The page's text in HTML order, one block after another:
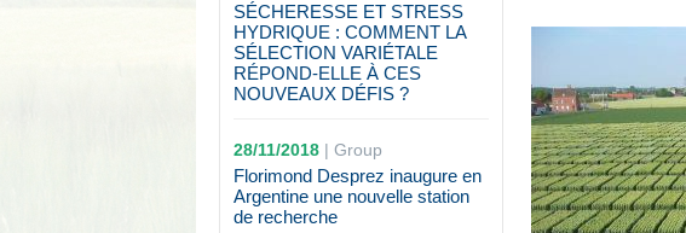
SÉCHERESSE ET STRESS
HYDRIQUE : COMMENT LA
SÉLECTION VARIÉTALE
RÉPOND-ELLE À CES
NOUVEAUX DÉFIS ?
28/11/2018| Group
Florimond Desprez inaugure en
Argentine une nouvelle station
de recherche